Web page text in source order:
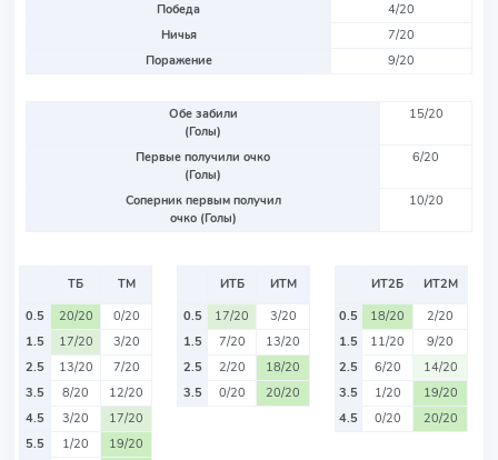
Победа
4/20
Ничья
7/20
Поражение
9/20
Обе забили
(Голы)
15/20
Первые получили очко
(Голы)
6/20
Соперник первым получил
очко (Голы)
10/20
ТБ
ТМ
0.5
20/20
0/20
1.5
17/20
3/20
2.5
13/20
7/20
3.5
8/20
12/20
4.5
3/20
17/20
5.5
1/20
19/20
ИТБ
ИТМ
0.5
17/20
3/20
1.5
7/20
13/20
2.5
2/20
18/20
3.5
0/20 20/20
ИТ2Б
ИТ2М
0.5
18/20
2/20
1.5
11/20
9/20
2.5
6/20
14/20
3.5
1/20
19/20
4.5
0/20 20/20